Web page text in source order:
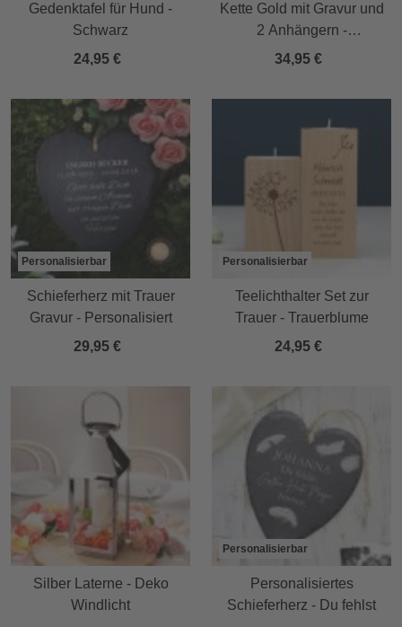
Gedenktafel für Hund -
Schwarz
24,95 €
Kette Gold mit Gravur und
2 Anhängern -
Lebensbaum
34,95 €
Personalisierbar
Schieferherz mit Trauer
Gravur - Personalisiert
29,95 €
Personalisierbar
Teelichthalter Set zur
Trauer - Trauerblume
24,95 €
Silber Laterne - Deko
Windlicht
Personalisierbar
Personalisiertes
Schieferherz - Du fehlst